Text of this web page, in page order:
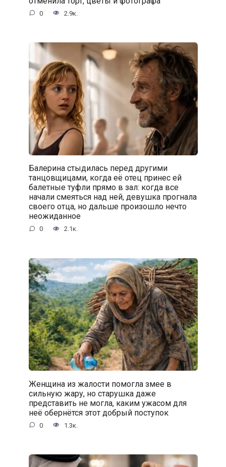
0 2.9к.
Балерина стыдилась перед другими
танцовщицами, когда её отец принес ей
балетные туфли прямо в зал: когда все
начали смеяться над ней, девушка прогнала
своего отца, но дальше произошло нечто
неожиданное
0 2.1к.
Женщина из жалости помогла змее в
сильную жару, но старушка даже
представить не могла, каким ужасом для
неё обернётся этот добрый поступок
0 1.3к.